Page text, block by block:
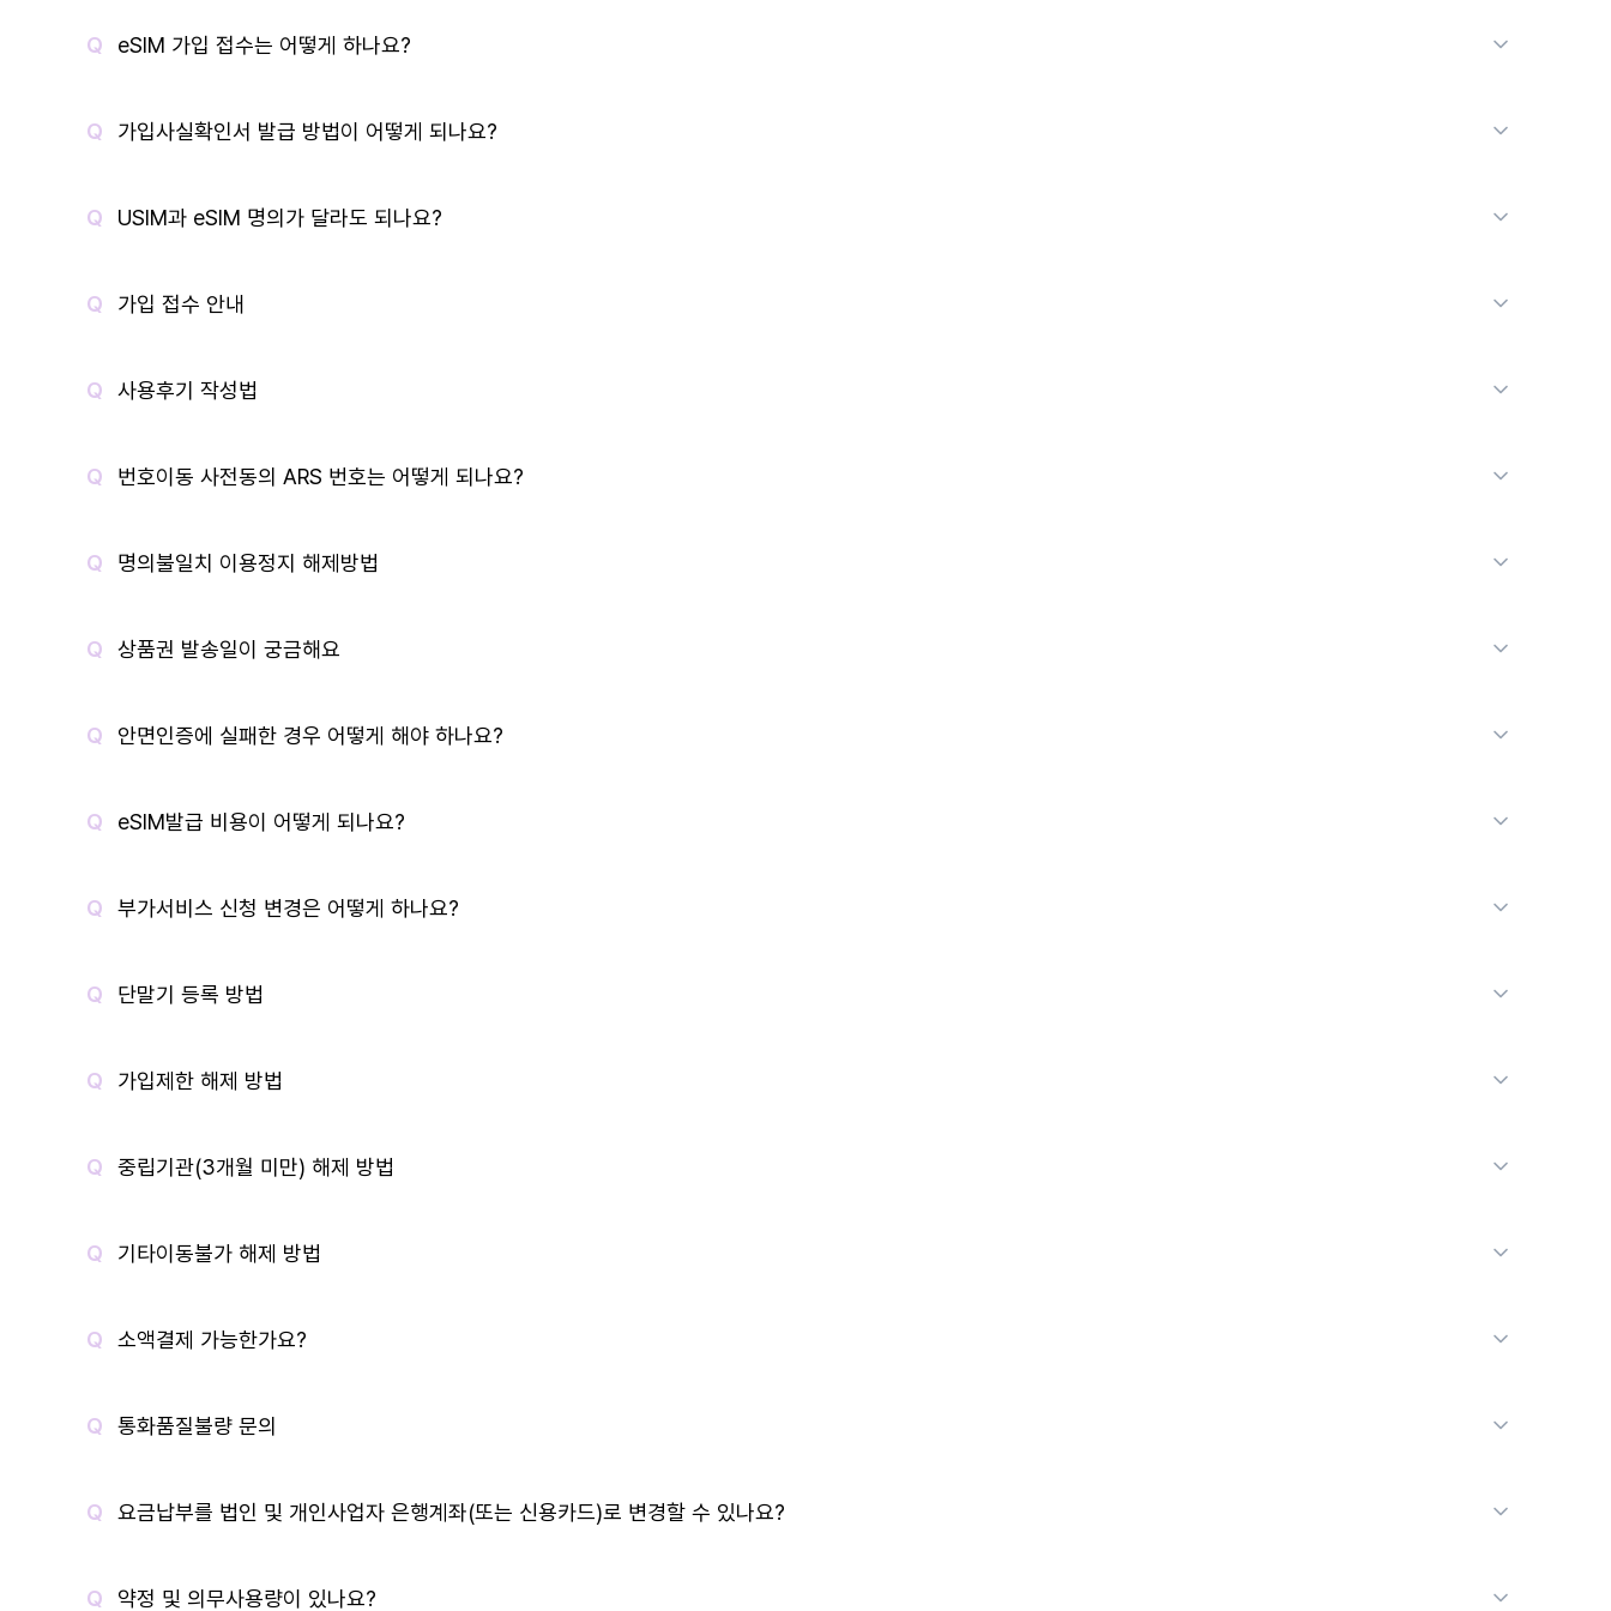
eSIM 가입 접수는 어떻게 하나요?
가입사실확인서 발급 방법이 어떻게 되나요?
USIM과 eSIM 명의가 달라도 되나요?
가입 접수 안내
사용후기 작성법
번호이동 사전동의 ARS 번호는 어떻게 되나요?
명의불일치 이용정지 해제방법
상품권 발송일이 궁금해요
안면인증에 실패한 경우 어떻게 해야 하나요?
eSIM발급 비용이 어떻게 되나요?
부가서비스 신청 변경은 어떻게 하나요?
단말기 등록 방법
가입제한 해제 방법
중립기관(3개월 미만) 해제 방법
기타이동불가 해제 방법
소액결제 가능한가요?
통화품질불량 문의
요금납부를 법인 및 개인사업자 은행계좌(또는 신용카드)로 변경할 수 있나요?
약정 및 의무사용량이 있나요?